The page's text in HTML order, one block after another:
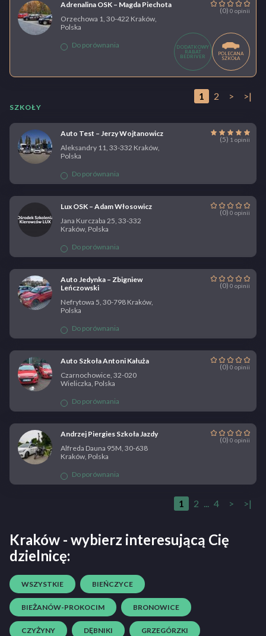
Adrenalina OSK – Magda Piechota
(0) 0 opinii
Orzechowa 1, 30-422 Kraków,
Polska
Do porównania
DODATKOWY
RABAT
BEDRIVER
POLECANA
SZKOŁA
1 2 > >|
SZKOŁY
Auto Test – Jerzy Wojtanowicz
(5) 1 opinii
Aleksandry 11, 33-332 Kraków,
Polska
Do porównania
Lux OSK – Adam Włosowicz
(0) 0 opinii
Jana Kurczaba 25, 33-332
Kraków, Polska
Do porównania
Auto Jedynka – Zbigniew
Leńczowski
(0) 0 opinii
Nefrytowa 5, 30-798 Kraków,
Polska
Do porównania
Auto Szkoła Antoni Kałuża
(0) 0 opinii
Czarnochowice, 32-020
Wieliczka, Polska
Do porównania
Andrzej Piergies Szkoła Jazdy
(0) 0 opinii
Alfreda Dauna 95M, 30-638
Kraków, Polska
Do porównania
1 2 4 > >|
Kraków - wybierz interesującą Cię
dzielnicę:
WSZYSTKIE BIEŃCZYCE
BIEŻANÓW-PROKOCIM BRONOWICE
CZYŻYNY DĘBNIKI GRZEGÓRZKI